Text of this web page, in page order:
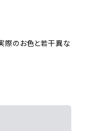
際のお色と若干異な